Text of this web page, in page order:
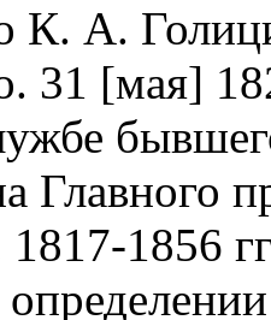
К. А.
31 [мая]
Главного
1817-1856